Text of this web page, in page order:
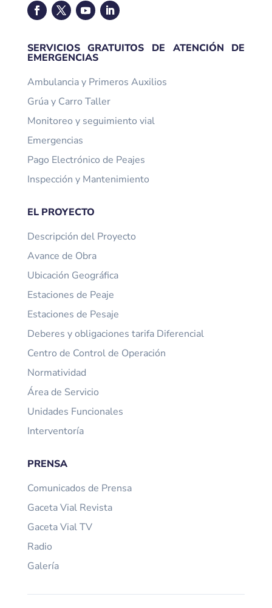
SERVICIOS GRATUITOS DE ATENCIÓN DE
EMERGENCIAS
Ambulancia y Primeros Auxilios
Grúa y Carro Taller
Monitoreo y seguimiento vial
Emergencias
Pago Electrónico de Peajes
Inspección y Mantenimiento
EL PROYECTO
Descripción del Proyecto
Avance de Obra
Ubicación Geográfica
Estaciones de Peaje
Estaciones de Pesaje
Deberes y obligaciones tarifa Diferencial
Centro de Control de Operación
Normatividad
Área de Servicio
Unidades Funcionales
Interventoría
PRENSA
Comunicados de Prensa
Gaceta Vial Revista
Gaceta Vial TV
Radio
Galería